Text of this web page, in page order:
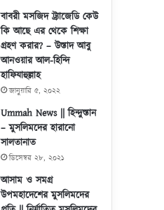
বাবরী মসজিদ ট্র্যাজেডি কেউ
কি আছে এর থেকে শিক্ষা
গ্রহণ করার? – উস্তাদ আবু
আনওয়ার আল-হিন্দি
হাফিযাহুল্লাহ
জানুয়ারি ৫, ২০২২
Ummah News || হিন্দুস্তান
– মুসলিমদের হারানো
সালতানাত
ডিসেম্বর ২৮, ২০২১
আসাম ও সমগ্র
উপমহাদেশের মুসলিমদের